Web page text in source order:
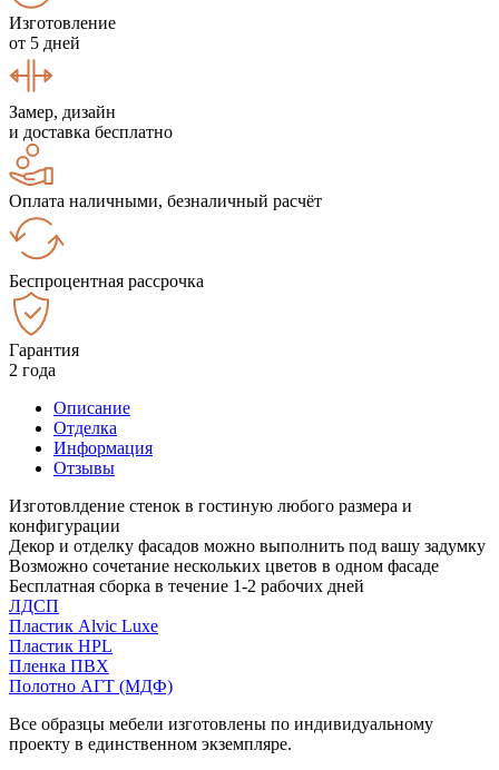
Изготовление
от 5 дней
Замер, дизайн
и доставка бесплатно
Оплата наличными, безналичный расчёт
Беспроцентная рассрочка
Гарантия
2 года
Описание
Отделка
Информация
Отзывы
Изготовлдение стенок в гостиную любого размера и
конфигурации
Декор и отделку фасадов можно выполнить под вашу задумку
Возможно сочетание нескольких цветов в одном фасаде
Бесплатная сборка в течение 1-2 рабочих дней
ЛДСП
Пластик Alvic Luxe
Пластик HPL
Пленка ПВХ
Полотно АГТ (МДФ)
Все образцы мебели изготовлены по индивидуальному
проекту в единственном экземпляре.